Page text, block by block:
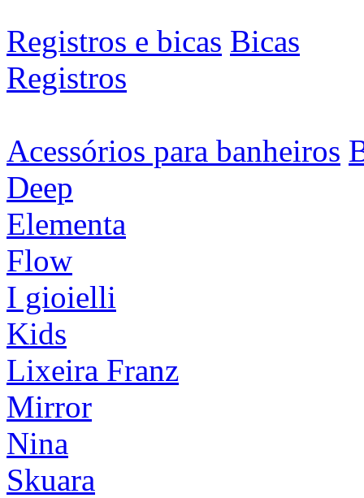
Registros e bicas Bicas
Registros
Acessórios para banheiros
Deep
Elementa
Flow
I gioielli
Kids
Lixeira Franz
Mirror
Nina
Skuara